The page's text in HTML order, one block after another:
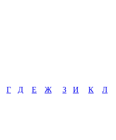
Г Д Е Ж З И К Л